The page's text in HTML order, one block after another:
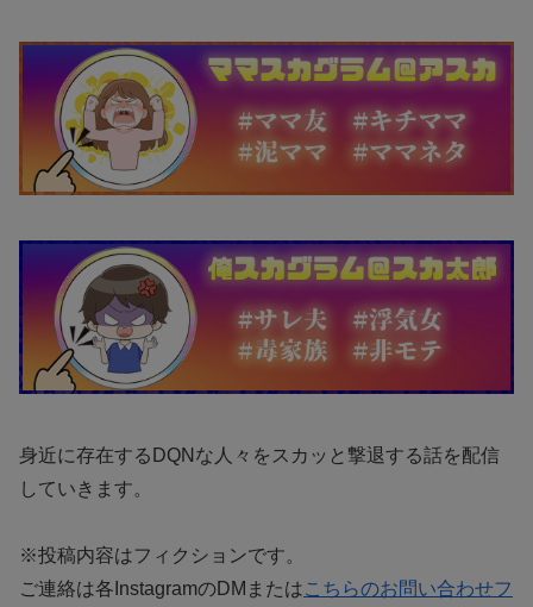
身近に存在するDQNな人々をスカッと撃退する話を配信
していきます。
※投稿内容はフィクションです。
ご連絡は各InstagramのDMまたはこちらのお問い合わせフ